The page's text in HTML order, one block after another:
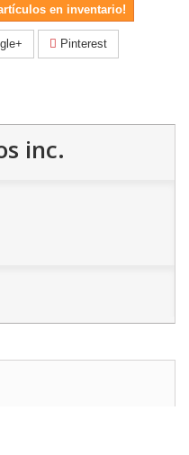
en inventario!
Pinterest
inc.